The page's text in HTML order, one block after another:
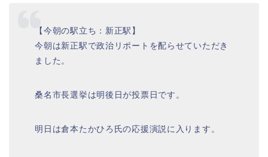
【今朝の駅立ち：新正駅】
今朝は新正駅で政治リポートを配らせていただき
ました。
桑名市長選挙は明後日が投票日です。
明日は倉本たかひろ氏の応援演説に入ります。